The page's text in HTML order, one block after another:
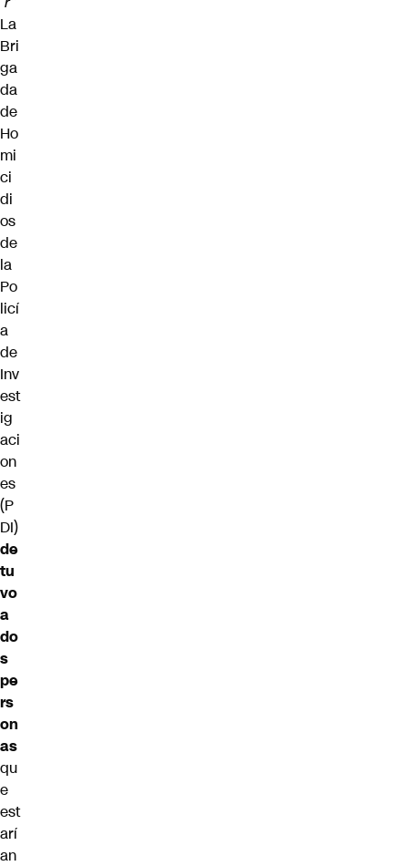
La
Bri
ga
da
de
Ho
mi
ci
di
os
de
la
Po
licí
a
de
Inv
est
ig
aci
on
es
(P
DI)
de
tu
vo
a
do
s
pe
rs
on
as
qu
e
est
arí
an